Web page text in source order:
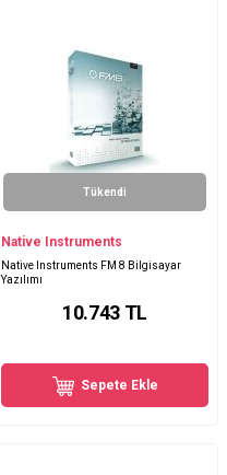
Tükendi
Native Instruments
Native Instruments FM 8 Bilgisayar
Yazılımı
10.743TL
Sepete Ekle